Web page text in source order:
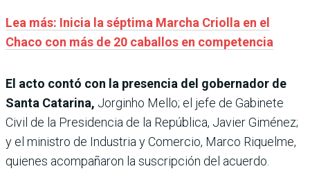
Lea más: Inicia la séptima Marcha Criolla en el
Chaco con más de 20 caballos en competencia
El acto contó con la presencia del gobernador de
Santa Catarina, Jorginho Mello; el jefe de Gabinete
Civil de la Presidencia de la República, Javier Giménez;
y el ministro de Industria y Comercio, Marco Riquelme,
quienes acompañaron la suscripción del acuerdo.